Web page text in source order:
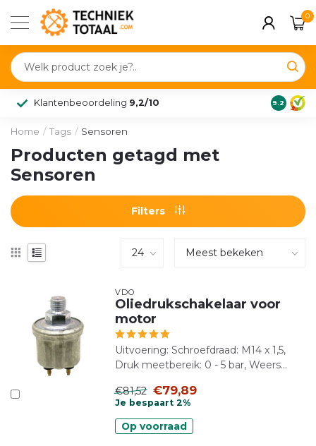
0
Klantenbeoordeling 9,2/10 9.2
Home / Tags / Sensoren
Producten getagd met
Sensoren
Filters
VDO
Oliedrukschakelaar voor
motor
Uitvoering: Schroefdraad: M14 x 1,5,
Druk meetbereik: 0 - 5 bar, Weers...
€81,52 €79,89
Je bespaart 2%
Op voorraad